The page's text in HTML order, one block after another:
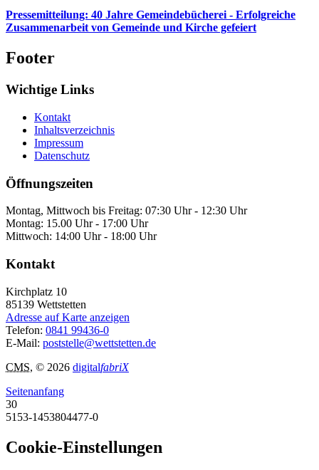
Pressemitteilung: 40 Jahre Gemeindebücherei - Erfolgreiche
Zusammenarbeit von Gemeinde und Kirche gefeiert
Footer
Wichtige Links
Kontakt
Inhaltsverzeichnis
Impressum
Datenschutz
Öffnungszeiten
Montag, Mittwoch bis Freitag: 07:30 Uhr - 12:30 Uhr
Montag: 15.00 Uhr - 17:00 Uhr
Mittwoch: 14:00 Uhr - 18:00 Uhr
Kontakt
Kirchplatz 10
85139 Wettstetten
Adresse auf Karte anzeigen
Telefon: 0841 99436-0
E-Mail: poststelle@wettstetten.de
CMS, © 2026 digitalfabriX
Seitenanfang
30
5153-1453804477-0
Cookie-Einstellungen